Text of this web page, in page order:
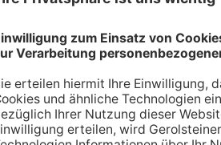
es sich bei den Angaben in der
Referenzwertehandelt. Wir
Union (EU-
an Mineralien –